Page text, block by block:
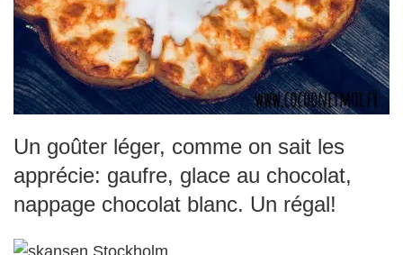
Un goûter léger, comme on sait les
apprécie: gaufre, glace au chocolat,
nappage chocolat blanc. Un régal!